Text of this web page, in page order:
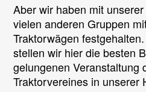
Aber wir haben mit
vielen anderen Gruppen
Traktorwägen
stellen wir hier die besten
gelungenen Veranstaltung
Traktorvereines in unserer